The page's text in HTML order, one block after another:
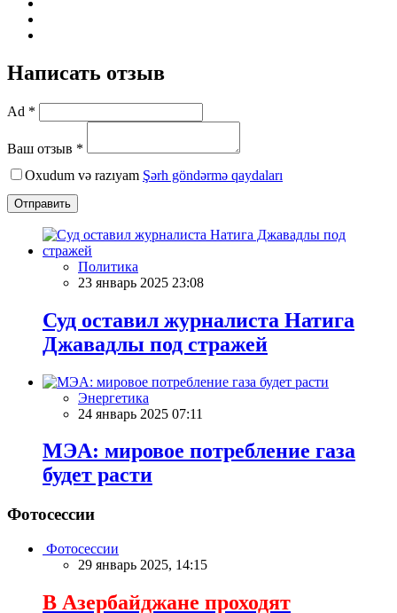
Написать отзыв
Ad *
Ваш отзыв *
Oxudum və razıyam Şərh göndərmə qaydaları
Отправить
Политика
23 январь 2025 23:08
Суд оставил журналиста Натига
Джавадлы под стражей
Энергетика
24 январь 2025 07:11
МЭА: мировое потребление газа
будет расти
Фотосессии
Фотосессии
29 январь 2025, 14:15
В Азербайджане проходят